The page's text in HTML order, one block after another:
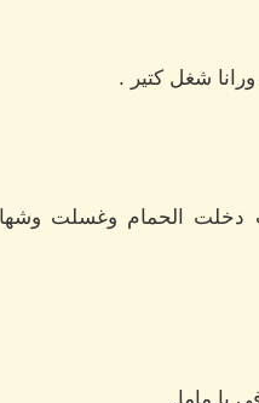
شغل كتير .
الحمام وغسلت